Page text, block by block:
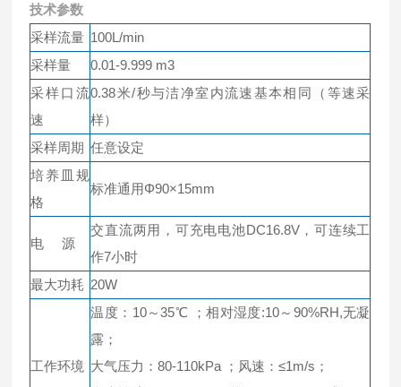
技术参数
采样流量 100L/min
采样量
0.01-9.999 m3
采样口流
速
0.38米/秒与洁净室内流速基本相同（等速采
样）
采样周期 任意设定
培养皿规
格
标准通用Φ90×15mm
电 源
交直流两用，可充电电池DC16.8V，可连续工
作7小时
最大功耗 20W
工作环境
温度：10～35℃ ；相对湿度:10～90%RH,无凝
露；
大气压力：80-110kPa ；风速：≤1m/s；